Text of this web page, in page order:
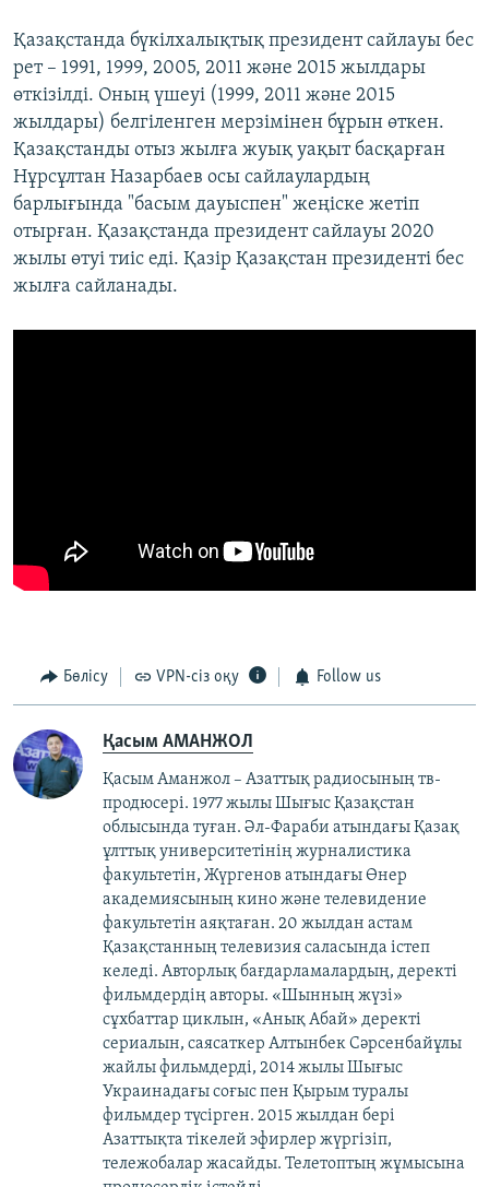
Қазақстанда бүкілхалықтық президент сайлауы бес
рет – 1991, 1999, 2005, 2011 және 2015 жылдары
өткізілді. Оның үшеуі (1999, 2011 және 2015
жылдары) белгіленген мерзімінен бұрын өткен.
Қазақстанды отыз жылға жуық уақыт басқарған
Нұрсұлтан Назарбаев осы сайлаулардың
барлығында "басым дауыспен" жеңіске жетіп
отырған. Қазақстанда президент сайлауы 2020
жылы өтуі тиіс еді. Қазір Қазақстан президенті бес
жылға сайланады.
Бөлісу VPN-сіз оқу Follow us
Қасым АМАНЖОЛ
Қасым Аманжол – Азаттық радиосының тв-
продюсері. 1977 жылы Шығыс Қазақстан
облысында туған. Әл-Фараби атындағы Қазақ
ұлттық университетінің журналистика
факультетін, Жүргенов атындағы Өнер
академиясының кино және телевидение
факультетін аяқтаған. 20 жылдан астам
Қазақстанның телевизия саласында істеп
келеді. Авторлық бағдарламалардың, деректі
фильмдердің авторы. «Шынның жүзі»
сұхбаттар циклын, «Анық Абай» деректі
сериалын, саясаткер Алтынбек Сәрсенбайұлы
жайлы фильмдерді, 2014 жылы Шығыс
Украинадағы соғыс пен Қырым туралы
фильмдер түсірген. 2015 жылдан бері
Азаттықта тікелей эфирлер жүргізіп,
тележобалар жасайды. Телетоптың жұмысына